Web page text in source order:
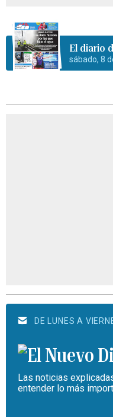
El diario
sábado, 8
DE LUNES A
Las noticias
entender lo más